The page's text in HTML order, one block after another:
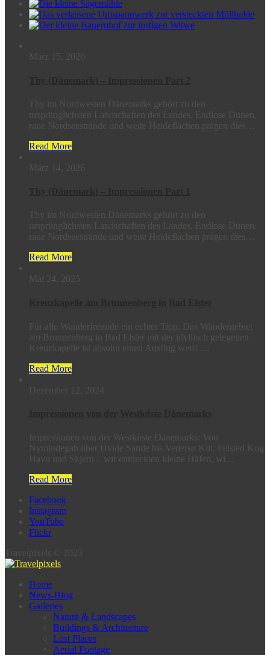
März 15, 2026
Thy im Nordwesten Dänemarks gehört zu den
ursprünglichsten Landschaften des Landes. Endlose Dünen,
raue Nordseestrände und weite Heideflächen prägen dies…
Read More
März 14, 2026
Thy im Nordwesten Dänemarks gehört zu den
ursprünglichsten Landschaften des Landes. Endlose Dünen,
raue Nordseestrände und weite Heideflächen prägen dies…
Read More
Mai 24, 2025
Für alle Wanderfreunde ein echter Tipp: Das Wandergebiet
am Brunnenberg in Bad Elster mit der idyllisch gelegenen
Kreuzkapelle ist absolut einen Ausflug wert! …
Read More
Dezember 12, 2024
Impressionen von der Westküste Dänemarks: Von
Nymindegab über Hvide Sande bis Vedersø Klit, Felsted Kog
Havn und Skjern – wir entdeckten kleine Häfen, wi…
Read More
Facebook
Instagram
YouTube
Flickr
Travelpixels © 2023
Home
News-Blog
Galleries
Nature & Landscapes
Buildings & Architecture
Lost Places
Aerial Footage